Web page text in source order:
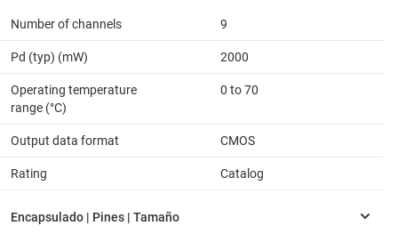
Number of channels 9
Pd (typ) (mW) 2000
Operating temperature
range (°C)
0 to 70
Output data format CMOS
Rating Catalog